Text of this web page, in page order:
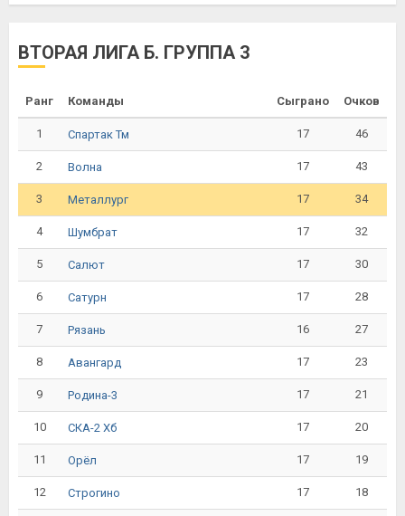
ВТОРАЯ ЛИГА Б. ГРУППА 3
Ранг Команды Сыграно Очков
1 Спартак Тм 17 46
2 Волна 17 43
3 Металлург 17 34
4 Шумбрат 17 32
5 Салют 17 30
6 Сатурн 17 28
7 Рязань 16 27
8 Авангард 17 23
9 Родина-3 17 21
10 СКА-2 Хб 17 20
11 Орёл 17 19
12 Строгино 17 18